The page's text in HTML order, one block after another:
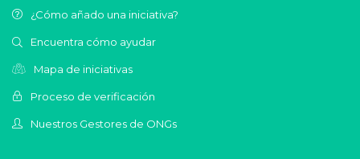
¿Cómo añado una iniciativa?
Encuentra cómo ayudar
Mapa de iniciativas
Proceso de verificación
Nuestros Gestores de ONGs